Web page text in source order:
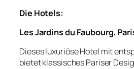
Die Hotels:
Les Jardins du Faubourg,
Dieses luxuriöse Hotel mit
bietet klassisches Pariser